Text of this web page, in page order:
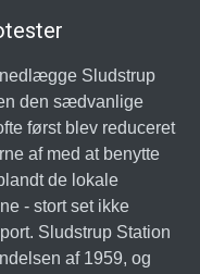
Sludstrup
den sædvanlige
først blev reduceret
af med at benytte
de lokale
- stort set ikke
Sludstrup Station
af 1959, og